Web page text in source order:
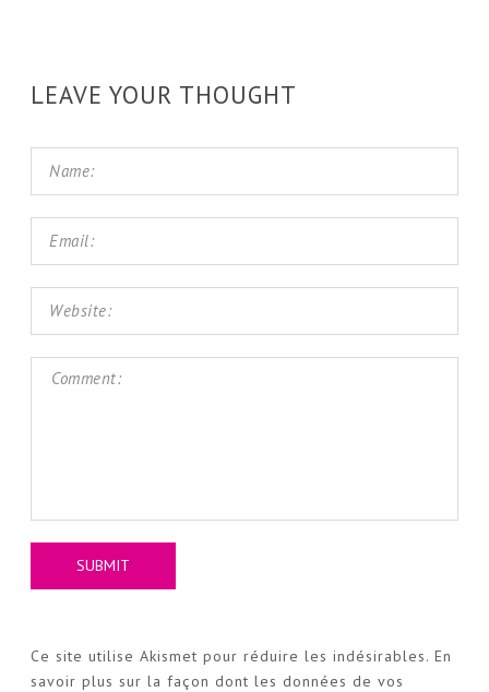
LEAVE YOUR THOUGHT
Ce site utilise Akismet pour réduire les indésirables. En
savoir plus sur la façon dont les données de vos